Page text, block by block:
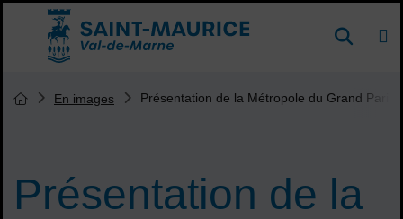
Menu de raccourcis
Accueil ville de Saint-Maurice DE
Présentation de la
Vous êtes ici :
Page d'accueil du site
En images Présentation de la Métropole du Grand Paris